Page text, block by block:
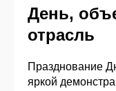
День,
отрасль
Празднование
яркой